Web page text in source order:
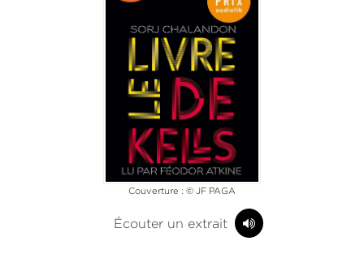
Couverture : © JF PAGA
Écouter un extrait